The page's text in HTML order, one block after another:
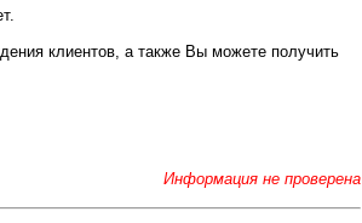
клиентов, а также Вы можете получить
Информация не проверена